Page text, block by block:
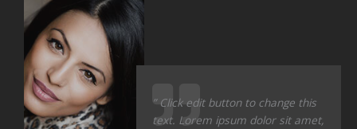
” Click edit button to change this
text. Lorem ipsum dolor sit amet,